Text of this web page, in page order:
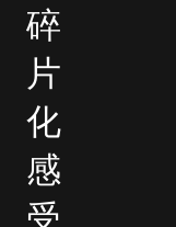
碎
片
化
感
受